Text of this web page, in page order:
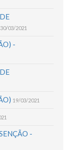
30/03/2021
-
19/03/2021
-